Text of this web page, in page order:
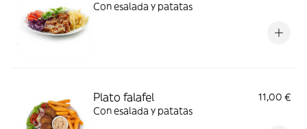
Con esalada y patatas
Plato falafel
11,00 €
Con esalada y patatas